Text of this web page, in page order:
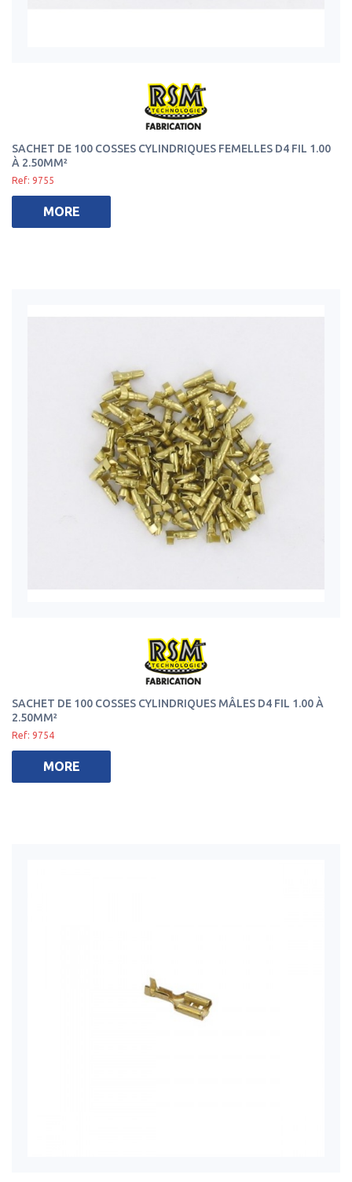
SACHET DE 100 COSSES CYLINDRIQUES FEMELLES D4 FIL 1.00
À 2.50MM²
Ref: 9755
MORE
SACHET DE 100 COSSES CYLINDRIQUES MÂLES D4 FIL 1.00 À
2.50MM²
Ref: 9754
MORE